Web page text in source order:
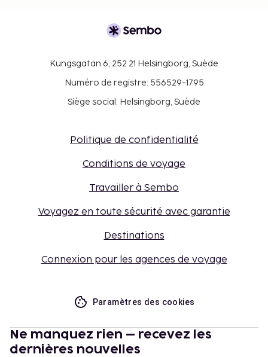
Kungsgatan 6, 252 21 Helsingborg, Suède
Numéro de registre: 556529-1795
Siège social: Helsingborg, Suède
Politique de confidentialité
Conditions de voyage
Travailler à Sembo
Voyagez en toute sécurité avec garantie
Destinations
Connexion pour les agences de voyage
Paramètres des cookies
Ne manquez rien – recevez les
dernières nouvelles